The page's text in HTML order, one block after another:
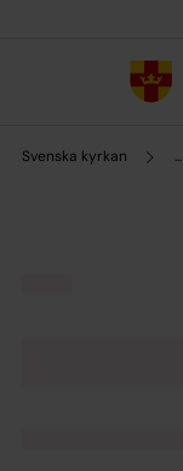
Svenska kyrkan ...